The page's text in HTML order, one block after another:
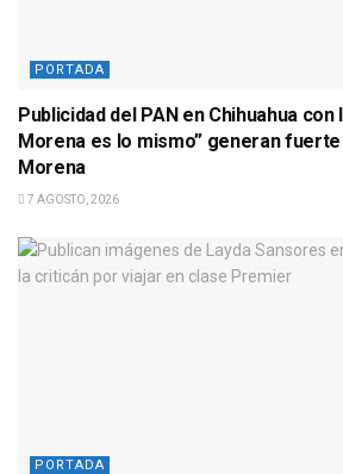
PORTADA
Publicidad del PAN en Chihuahua
Morena es lo mismo” generan
Morena
7 AGOSTO, 2026
PORTADA